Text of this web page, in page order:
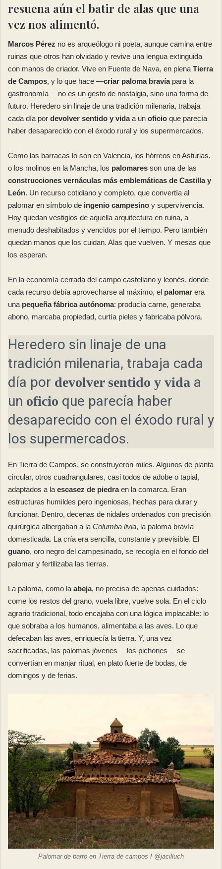
resuena aún el batir de alas que una
vez nos alimentó.
Marcos Pérez no es arqueólogo ni poeta, aunque camina entre
ruinas que otros han olvidado y revive una lengua extinguida
con manos de criador. Vive en Fuente de Nava, en plena Tierra
de Campos, y lo que hace —criar paloma bravíapara la
gastronomía— no es un gesto de nostalgia, sino una forma de
futuro. Heredero sin linaje de una tradición milenaria, trabaja
cada día por devolver sentido y vidaa un oficio que parecía
haber desaparecido con el éxodo rural y los supermercados.
Como las barracas lo son en Valencia, los hórreos en Asturias,
o los molinos en la Mancha, los palomares son una de las
construcciones vernáculas más emblemáticas de Castilla y
León. Un recurso cotidiano y completo, que convertía al
palomar en símbolo de ingenio campesino y supervivencia.
Hoy quedan vestigios de aquella arquitectura en ruina, a
menudo deshabitados y vencidos por el tiempo. Pero también
quedan manos que los cuidan. Alas que vuelven. Y mesas que
los esperan.
En la economía cerrada del campo castellano y leonés, donde
cada recurso debía aprovecharse al máximo, el palomar era
una pequeña fábrica autónoma: producía carne, generaba
abono, marcaba propiedad, curtía pieles y fabricaba pólvora.
Heredero sin linaje de una
tradición milenaria, trabaja cada
día por devolver sentido y vida a
un oficio que parecía haber
desaparecido con el éxodo rural y
los supermercados.
En Tierra de Campos, se construyeron miles. Algunos de planta
circular, otros cuadrangulares, casi todos de adobe o tapial,
adaptados a la escasez de piedraen la comarca. Eran
estructuras humildes pero ingeniosas, hechas para durar y
funcionar. Dentro, decenas de nidales ordenados con precisión
quirúrgica albergaban a la Columba livia, la paloma bravía
domesticada. La cría era sencilla, constante y previsible. El
guano, oro negro del campesinado, se recogía en el fondo del
palomar y fertilizaba las tierras.
La paloma, como la abeja, no precisa de apenas cuidados:
come los restos del grano, vuela libre, vuelve sola. En el ciclo
agrario tradicional, todo encajaba con una lógica implacable: lo
que sobraba a los humanos, alimentaba a las aves. Lo que
defecaban las aves, enriquecía la tierra. Y, una vez
sacrificadas, las palomas jóvenes —los pichones— se
convertían en manjar ritual, en plato fuerte de bodas, de
domingos y de ferias.
Palomar de barro en Tierra de campos I @jacilluch